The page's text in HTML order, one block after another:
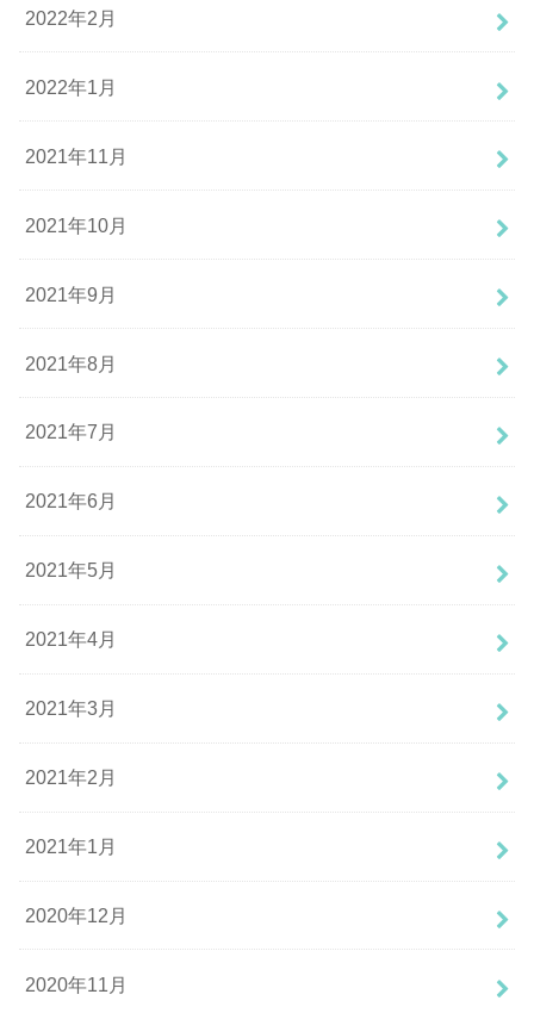
2022年2月
2022年1月
2021年11月
2021年10月
2021年9月
2021年8月
2021年7月
2021年6月
2021年5月
2021年4月
2021年3月
2021年2月
2021年1月
2020年12月
2020年11月